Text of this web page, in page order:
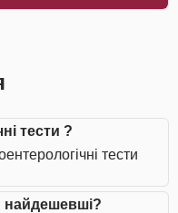
тести ?
тести
найдешевші?